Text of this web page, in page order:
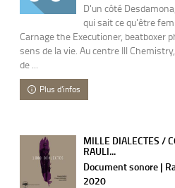
D'un côté
qui sait ce qu'être
Carnage the Executioner, beatboxer
sens de la vie. Au centre Ill
de ...
Plus d'infos
MILLE DIALECTES /
RAULI...
Document sonore |
2020